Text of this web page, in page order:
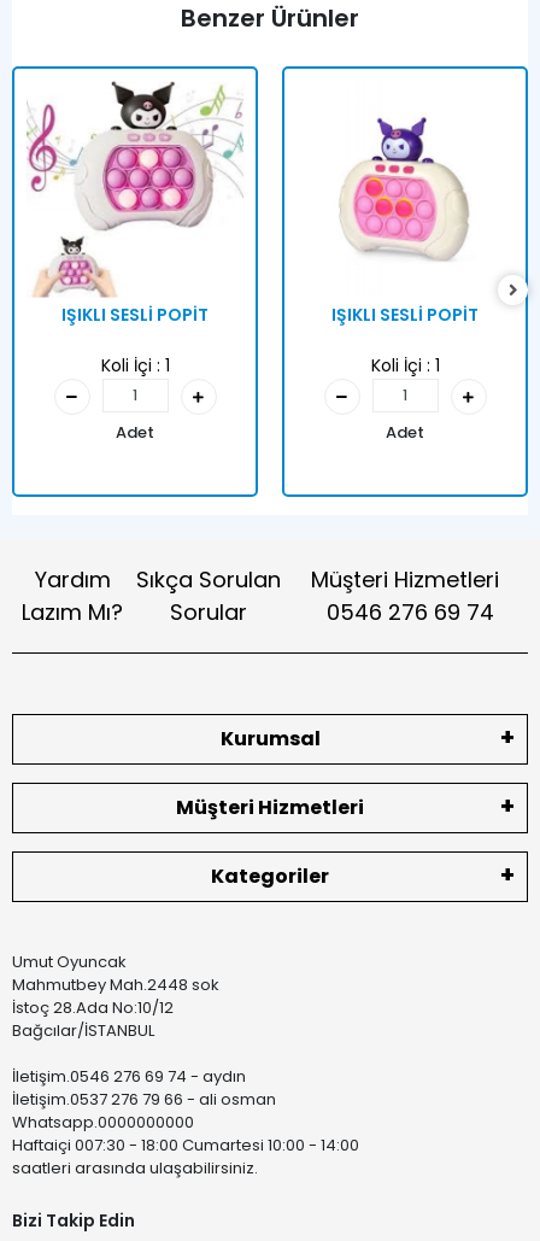
Benzer Ürünler
IŞIKLI SESLİ POPİT
Koli İçi : 1
Adet
IŞIKLI SESLİ POPİT
Koli İçi : 1
Adet
Yardım
Lazım Mı?
Sıkça Sorulan
Sorular
Müşteri Hizmetleri
0546 276 69 74
Kurumsal
Müşteri Hizmetleri
Kategoriler
Umut Oyuncak
Mahmutbey Mah.2448 sok
İstoç 28.Ada No:10/12
Bağcılar/İSTANBUL
İletişim.0546 276 69 74 - aydın
İletişim.0537 276 79 66 - ali osman
Whatsapp.0000000000
Haftaiçi 007:30 - 18:00 Cumartesi 10:00 - 14:00
saatleri arasında ulaşabilirsiniz.
Bizi Takip Edin